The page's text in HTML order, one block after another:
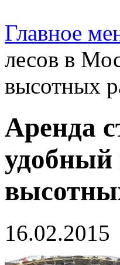
Главное
лесов в
высотных
Аренда
16.02.2015